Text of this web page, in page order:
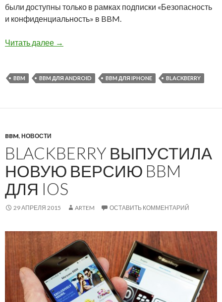
были доступны только в рамках подписки «Безопасность
и конфиденциальность» в BBM.
Читать далее Новая версия BBM для iOS, Android и
→
BBM BBM ДЛЯ ANDROID BBM ДЛЯ IPHONE BLACKBERRY
BBM, НОВОСТИ
BLACKBERRY ВЫПУСТИЛА
НОВУЮ ВЕРСИЮ BBM
ДЛЯ IOS
29 АПРЕЛЯ 2015 ARTEM ОСТАВИТЬ КОММЕНТАРИЙ